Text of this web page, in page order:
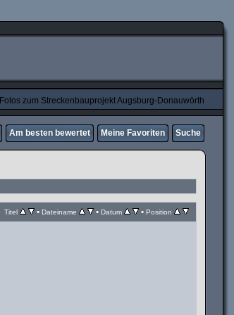
Fotos zum Streckenbauprojekt Augsburg-Donauwörth
Am besten bewertet Meine Favoriten Suche
Titel • Dateiname • Datum • Position